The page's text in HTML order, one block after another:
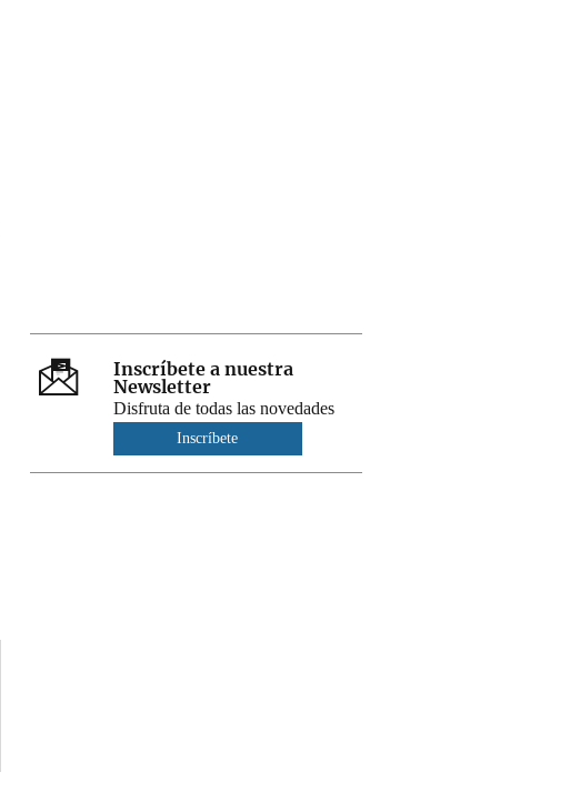
Inscríbete a nuestra
Newsletter
Disfruta de todas las novedades
Inscríbete